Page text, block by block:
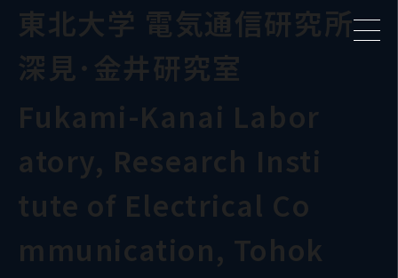
東北大学 電気通信研究所
深見･金井研究室
Fukami-Kanai Labor
atory, Research Insti
tute of Electrical Co
mmunication, Tohok